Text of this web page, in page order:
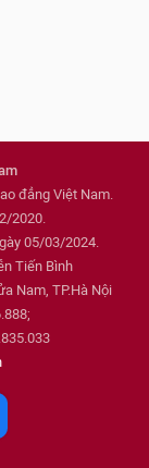
đẳng Việt Nam.
2020.
05/03/2024.
Tiến Bình
Nam, TP.Hà Nội